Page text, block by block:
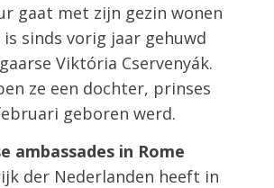
gaat met zijn gezin wonen
is sinds vorig jaar gehuwd
Viktória Cservenyák.
ze een dochter, prinses
geboren werd.
ambassades in Rome
der Nederlanden heeft in